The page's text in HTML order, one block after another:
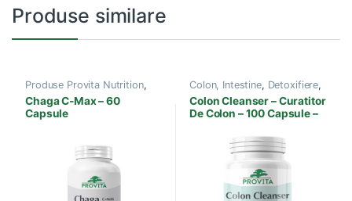
Produse similare
Produse Provita Nutrition,
Ciuperci Terapeutice
Imunitate
Chaga C-Max – 60
Capsule
Colon, Intestine, Detoxifiere,
Produse Provita Nutrition
Colon Cleanser – Curatitor
De Colon – 100 Capsule –